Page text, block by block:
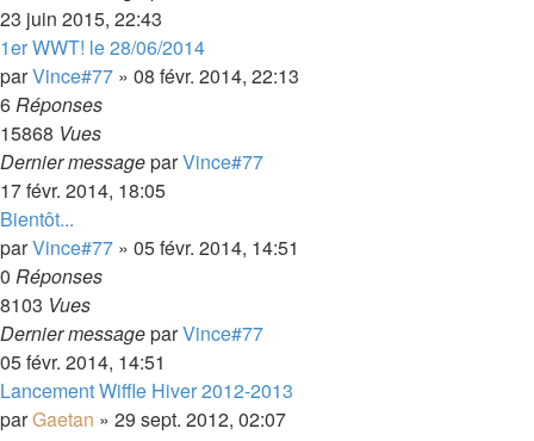
23 juin 2015, 22:43
1er WWT! le 28/06/2014
parVince#77 » 08 févr. 2014, 22:13
6Réponses
15868 Vues
Dernier messageparVince#77
17 févr. 2014, 18:05
Bientôt...
parVince#77 » 05 févr. 2014, 14:51
0 Réponses
8103 Vues
Dernier messageparVince#77
05 févr. 2014, 14:51
Lancement Wiffle Hiver 2012-2013
parGaetan » 29 sept. 2012, 02:07